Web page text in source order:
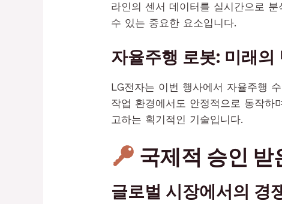
라인의 센서 데이터를 실시간으로
수 있는 중요한 요소입니다.
자율주행 로봇: 미래의
LG전자는 이번 행사에서 자율주행
작업 환경에서도 안정적으로 동작하
고하는 획기적인 기술입니다.
국제적 승인 받
글로벌 시장에서의 경